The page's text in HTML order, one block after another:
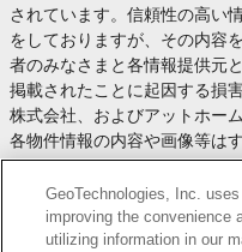
されています。信頼性の高い
をしておりますが、その内容
者のみなさまと各情報提供元
掲載されたことに起因する損
株式会社、およびアットホー
各物件情報の内容や画像等は
す。
お取引等（お取引の準備、資
や契約条件等について、 各情
身でご確認の上、判断してく
GeoTechnologies, Inc.
improving the convenience
utilizing information in our